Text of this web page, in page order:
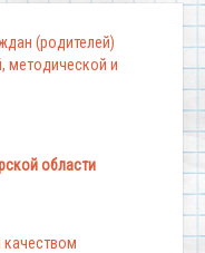
(родителей)
методической и
области
качеством